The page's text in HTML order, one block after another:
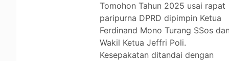
Tomohon Tahun 2025 usai rapat
paripurna DPRD dipimpin Ketua
Ferdinand Mono Turang SSos
Wakil Ketua Jeffri Poli.
Kesepakatan ditandai dengan